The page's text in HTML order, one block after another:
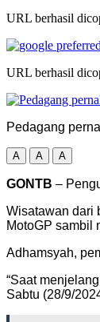
URL berhasil
URL berhasil
Pedagang
A A A
GONTB –
Wisatawan dari
MotoGP sambil
Adhamsyah,
“Saat menjelang
Sabtu (28/9/